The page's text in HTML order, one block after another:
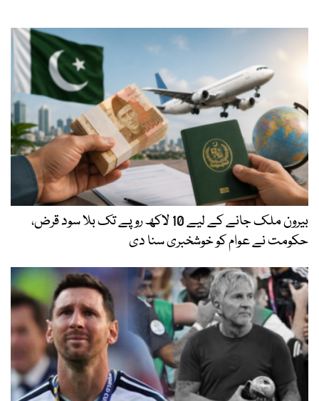
بیرون ملک جانے کے لیے 10 لاکھ روپے تک بلا سود قرض،
حکومت نے عوام کو خوشخبری سنا دی